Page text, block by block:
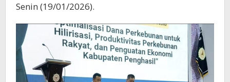
Senin (19/01/2026).